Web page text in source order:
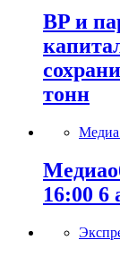
BP и
тонн
Медиа
16:00 6